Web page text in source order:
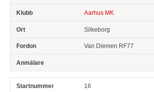
Aarhus MK
Silkeborg
Van Diemen RF77
16